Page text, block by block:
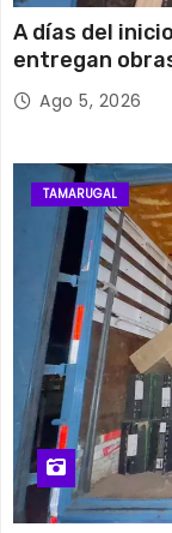
A días del
entregan
su histórico
Ago 5, 2026
TAMARUGAL